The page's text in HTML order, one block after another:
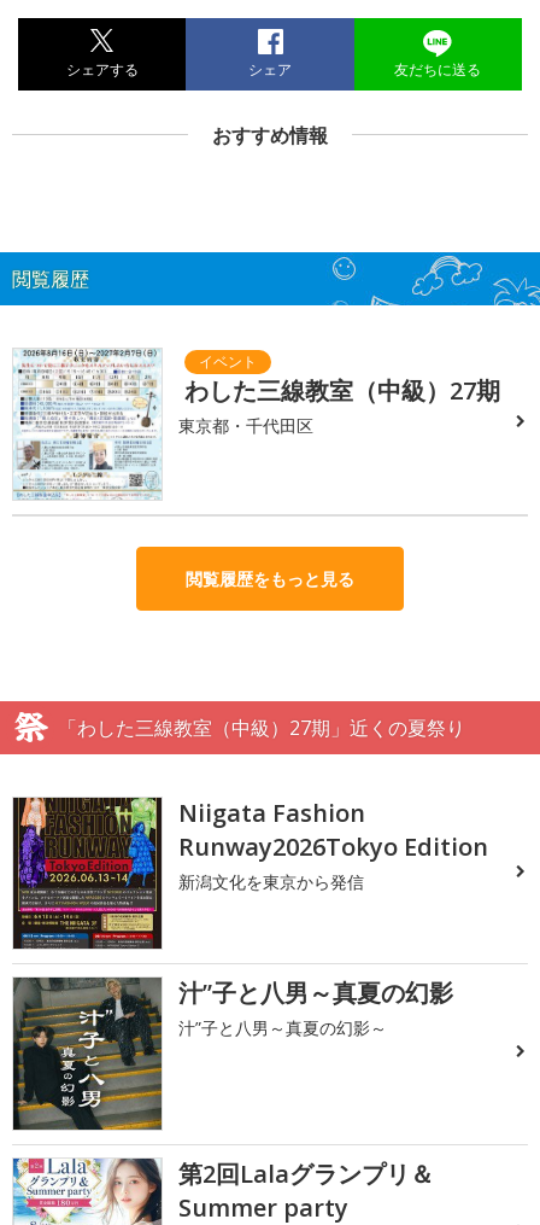
シェアする シェア 友だちに送る
おすすめ情報
閲覧履歴
わした三線教室（中級）27期
東京都・千代田区
閲覧履歴をもっと見る
「わした三線教室（中級）27期」近くの夏祭り
Niigata Fashion
Runway2026Tokyo Edition
新潟文化を東京から発信
汁”子と八男～真夏の幻影
汁”子と八男～真夏の幻影～
第2回Lalaグランプリ＆
Summer party